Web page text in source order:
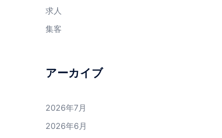
求人
集客
アーカイブ
2026年7月
2026年6月